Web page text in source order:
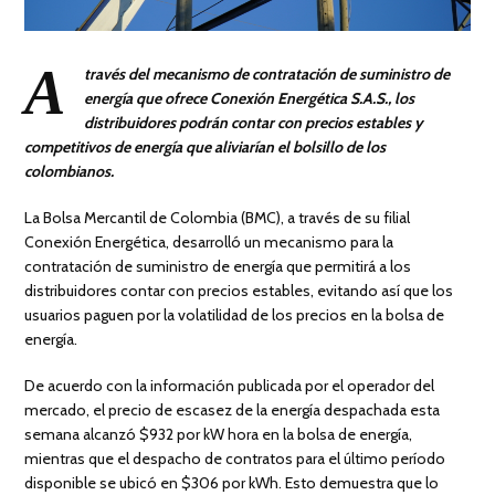
A
través del mecanismo de contratación de suministro de
energía que ofrece Conexión Energética S.A.S., los
distribuidores podrán contar con precios estables y
competitivos de energía que aliviarían el bolsillo de los
colombianos.
La Bolsa Mercantil de Colombia (BMC), a través de su filial
Conexión Energética, desarrolló un mecanismo para la
contratación de suministro de energía que permitirá a los
distribuidores contar con precios estables, evitando así que los
usuarios paguen por la volatilidad de los precios en la bolsa de
energía.
De acuerdo con la información publicada por el operador del
mercado, el precio de escasez de la energía despachada esta
semana alcanzó $932 por kW hora en la bolsa de energía,
mientras que el despacho de contratos para el último período
disponible se ubicó en $306 por kWh. Esto demuestra que lo